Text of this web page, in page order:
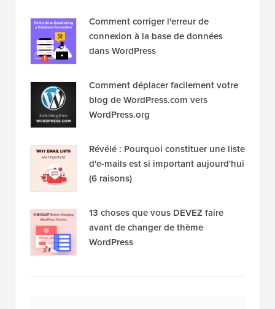
Comment corriger l'erreur de
connexion à la base de données
dans WordPress
Comment déplacer facilement votre
blog de WordPress.com vers
WordPress.org
Révélé : Pourquoi constituer une liste
d'e-mails est si important aujourd'hui
(6 raisons)
13 choses que vous DEVEZ faire
avant de changer de thème
WordPress